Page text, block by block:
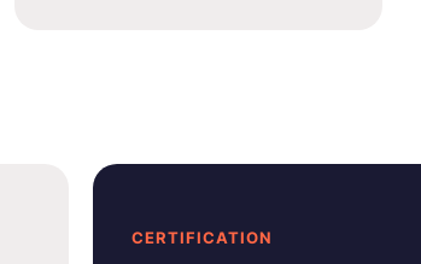
CERTIFICATION